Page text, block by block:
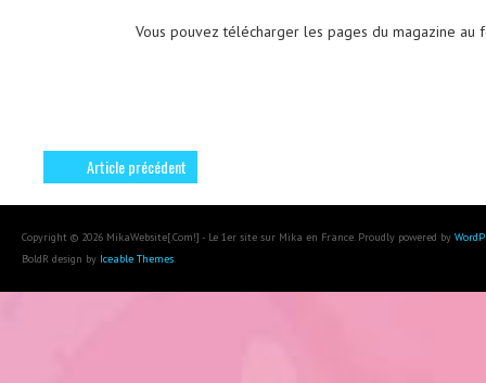
Vous pouvez télécharger les pages du magazine au
Article précédent
Copyright © 2026 MikaWebsite[.Com!] - Le 1er site sur Mika en France. Proudly powered by
BoldR design by Iceable Themes.